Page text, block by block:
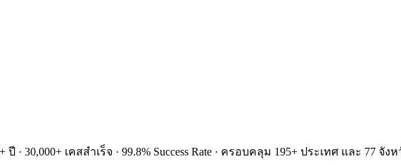
30,000+ เคสสำเร็จ · 99.8% Success Rate · ครอบคลุม 195+ ประเทศ และ 77 จัง